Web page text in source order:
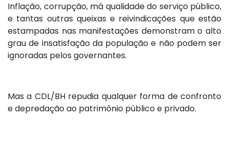
Inflação, corrupção, má qualidade do serviço público,
e tantas outras queixas e reivindicações que estão
estampadas nas manifestações demonstram o alto
grau de insatisfação da população e não podem ser
ignoradas pelos governantes.
Mas a CDL/BH repudia qualquer forma de confronto
e depredação ao patrimônio público e privado.